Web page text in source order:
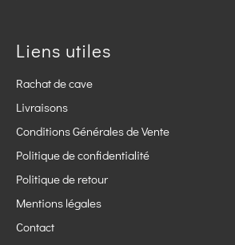
Liens utiles
Rachat de cave
Livraisons
Conditions Générales de Vente
Politique de confidentialité
Politique de retour
Mentions légales
Contact